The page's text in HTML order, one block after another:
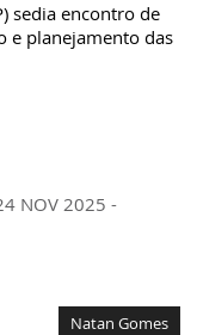
sedia encontro de
e planejamento das
NOV 2025 -
Natan Gomes